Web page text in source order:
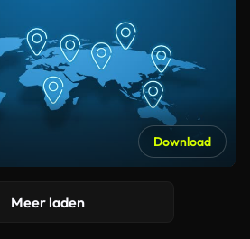
Download
Meer laden